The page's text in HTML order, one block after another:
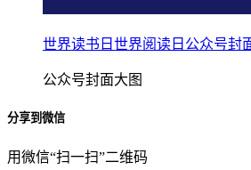
世界读书日世界阅读日公众号封
公众号封面大图
分享到微信
用微信“扫一扫”二维码